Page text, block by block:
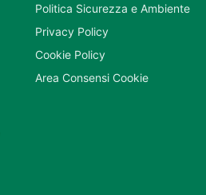
Politica Sicurezza e Ambiente
Privacy Policy
Cookie Policy
Area Consensi Cookie